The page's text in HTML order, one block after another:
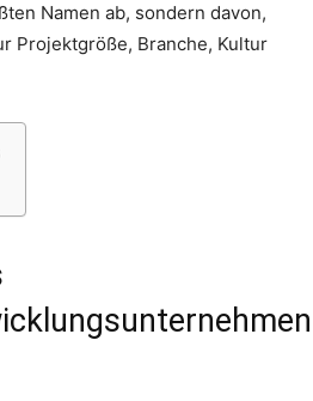
Namen ab, sondern davon,
Projektgröße, Branche, Kultur